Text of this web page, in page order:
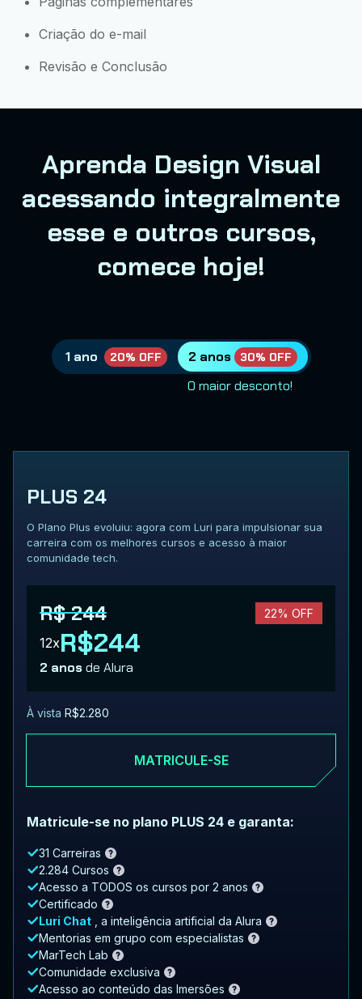
Criação do e-mail
Revisão e Conclusão
Aprenda Design Visual
acessando integralmente
esse e outros cursos,
comece hoje!
1 ano 20% OFF 2 anos 30% OFF
O maior desconto!
PLUS 24
O Plano Plus evoluiu: agora com Luri para impulsionar sua
carreira com os melhores cursos e acesso à maior
comunidade tech.
R$ 244 22% OFF
12xR$244
2 anosde Alura
À vista R$2.280
MATRICULE-SE
Matricule-se no plano PLUS 24 e garanta:
31 Carreiras
2.284 Cursos
Acesso a TODOS os cursos por 2 anos
Certificado
Luri Chat
, a inteligência artificial da Alura
Mentorias em grupo com especialistas
MarTech Lab
Comunidade exclusiva
Acesso ao conteúdo das Imersões